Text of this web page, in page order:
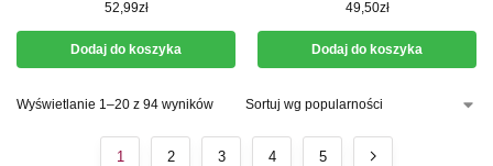
52,99zł
Dodaj do koszyka
49,50zł
Dodaj do koszyka
Wyświetlanie 1–20 z 94 wyników
1 2 3 4 5